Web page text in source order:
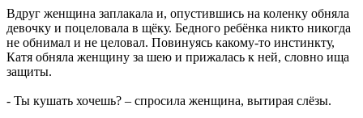
Вдруг женщина заплакала и, опустившись на коленку обняла
девочку и поцеловала в щёку. Бедного ребёнка никто никогда
не обнимал и не целовал. Повинуясь какому-то инстинкту,
Катя обняла женщину за шею и прижалась к ней, словно ища
защиты.
- Ты кушать хочешь? – спросила женщина, вытирая слёзы.